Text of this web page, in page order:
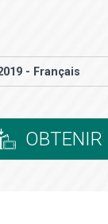
- Français
OBTENIR